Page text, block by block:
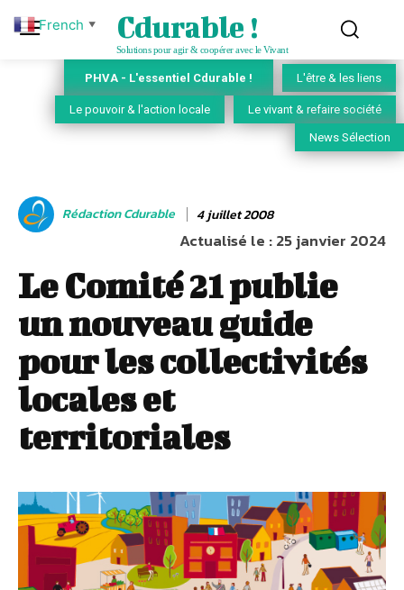
Cdurable !
Solutions pour agir & coopérer avec le Vivant
PHVA - L'essentiel Cdurable ! L'être & les liens
Le pouvoir & l'action locale Le vivant & refaire société
News Sélection
Rédaction Cdurable 4 juillet 2008
Actualisé le :25 janvier 2024
Le Comité 21 publie
un nouveau guide
pour les collectivités
locales et
territoriales
French ▼